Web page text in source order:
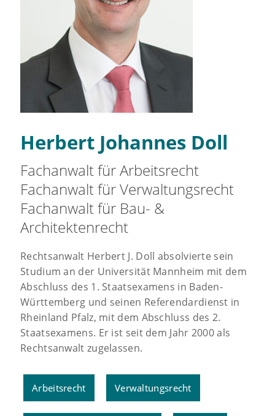
Herbert Johannes Doll
Fachanwalt für Arbeitsrecht
Fachanwalt für Verwaltungsrecht
Fachanwalt für Bau- &
Architektenrecht
Rechtsanwalt Herbert J. Doll absolvierte sein
Studium an der Universität Mannheim mit dem
Abschluss des 1. Staatsexamens in Baden-
Württemberg und seinen Referendardienst in
Rheinland Pfalz, mit dem Abschluss des 2.
Staatsexamens. Er ist seit dem Jahr 2000 als
Rechtsanwalt zugelassen.
Arbeitsrecht Verwaltungsrecht